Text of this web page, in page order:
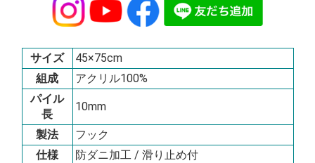
サイズ
45×75cm
組成
アクリル100%
パイル
長
10mm
製法
フック
仕様
防ダニ加工 / 滑り止め付